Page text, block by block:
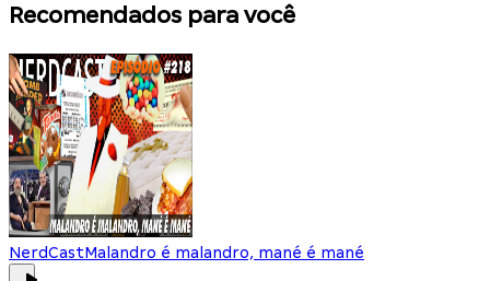
Recomendados para você
NerdCastMalandro é malandro, mané é mané